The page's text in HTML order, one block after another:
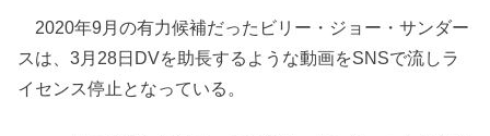
2020年9月の有力候補だったビリー・ジョー・サンダー
スは、3月28日DVを助長するような動画をSNSで流しラ
イセンス停止となっている。